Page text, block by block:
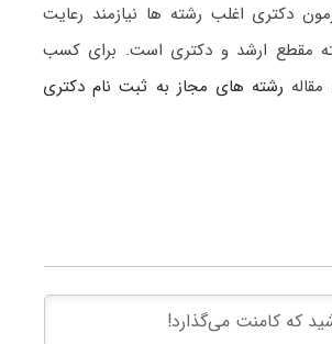
دکتری اغلب رشته ها نیازمند رعایت
مقطع ارشد و دکتری است. برای کسب
رشته های مجاز به ثبت نام دکتری